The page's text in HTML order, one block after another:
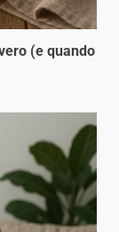
(e quando